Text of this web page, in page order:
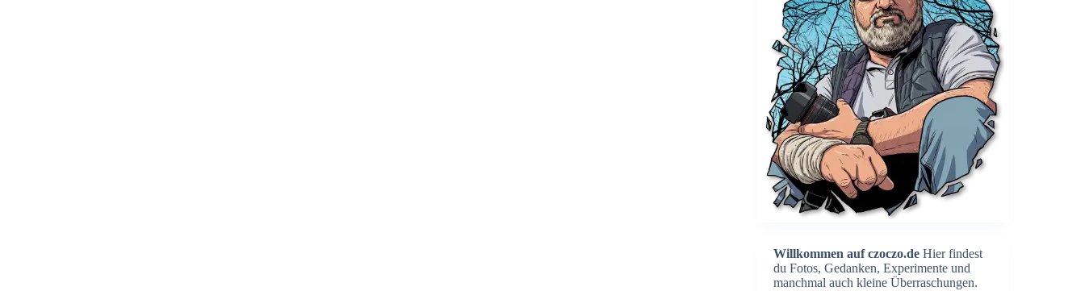
Willkommen auf czoczo.de Hier findest
du Fotos, Gedanken, Experimente und
manchmal auch kleine Überraschungen.